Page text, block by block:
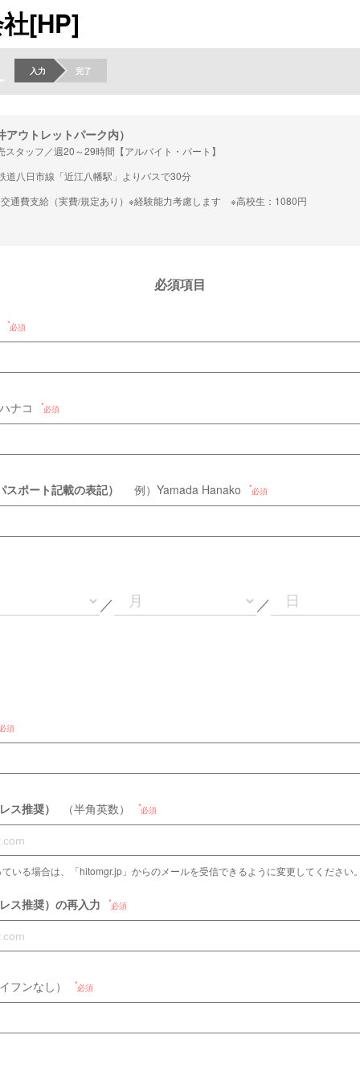
[HP]
入力 完了
ウトレットパーク内）
スタッフ／週20～29時間【アルバイト・パート】
道八日市線「近江八幡駅」よりバスで30分
通費支給（実費/規定あり）※経験能力考慮します ※高校生：1080円
必須項目
必須
ナコ 必須
ポート記載の表記） 例）Yamada Hanako 必須
／ ／
必須
ス推奨） （半角英数） 必須
いる場合は、「hitomgr.jp」からのメールを受信できるように変更してください
ス推奨）の再入力 必須
フンなし） 必須